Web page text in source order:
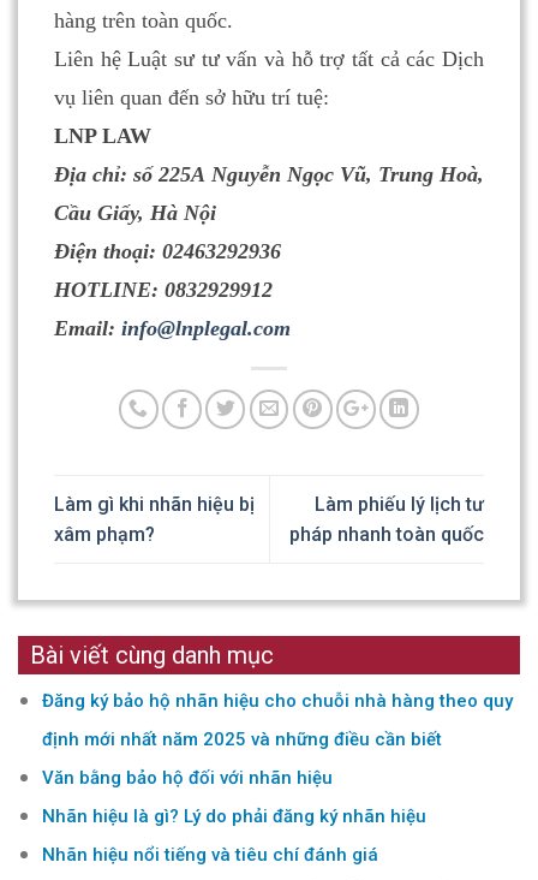
hàng trên toàn quốc.
Liên hệ Luật sư tư vấn và hỗ trợ tất cả các Dịch
vụ liên quan đến sở hữu trí tuệ:
LNP LAW
Địa chỉ: số 225A Nguyễn Ngọc Vũ, Trung Hoà,
Cầu Giấy, Hà Nội
Điện thoại: 02463292936
HOTLINE: 0832929912
Email: info@lnplegal.com
Làm gì khi nhãn hiệu bị
xâm phạm?
Làm phiếu lý lịch tư
pháp nhanh toàn quốc
Bài viết cùng danh mục
Đăng ký bảo hộ nhãn hiệu cho chuỗi nhà hàng theo quy
định mới nhất năm 2025 và những điều cần biết
Văn bằng bảo hộ đối với nhãn hiệu
Nhãn hiệu là gì? Lý do phải đăng ký nhãn hiệu
Nhãn hiệu nổi tiếng và tiêu chí đánh giá